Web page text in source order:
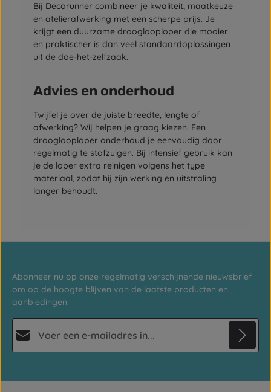
Bij Decorunner combineer je kwaliteit, maatkeuze
en atelierafwerking met een scherpe prijs. Je
krijgt een duurzame drooglooploper die mooier
en praktischer is dan veel standaardoplossingen
uit de doe-het-zelfzaak.
Advies en onderhoud
Twijfel je over de juiste breedte, lengte of
afwerking? Wij helpen je graag kiezen. Een
drooglooploper onderhoud je eenvoudig door
regelmatig te stofzuigen. Bij intensief gebruik kan
je de loper extra reinigen volgens het type
materiaal, zodat hij zijn werking en uitstraling
langer behoudt.
Abonneer nu op onze regelmatig verschijnende nieuwsbrief
om op de hoogte blijven van de laatste producten en
aanbiedingen.
Door doorgaan te selecteren, bevestigt u dat u onze